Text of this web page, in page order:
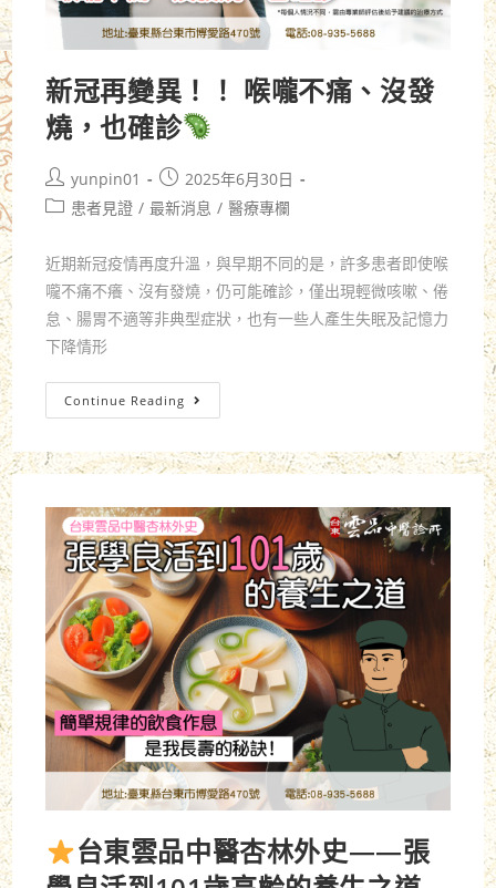
新冠再變異！！ 喉嚨不痛、沒發
燒，也確診
yunpin01
2025年6月30日
患者見證 / 最新消息 / 醫療專欄
近期新冠疫情再度升溫，與早期不同的是，許多患者即使喉
嚨不痛不癢、沒有發燒，仍可能確診，僅出現輕微咳嗽、倦
怠、腸胃不適等非典型症狀，也有一些人產生失眠及記憶力
下降情形
Continue Reading
台東雲品中醫杏林外史——張